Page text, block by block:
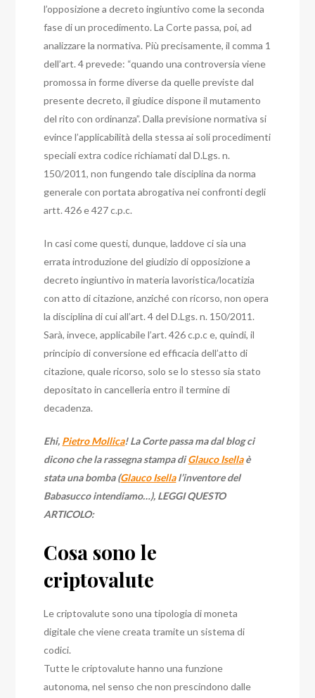
l’opposizione a decreto ingiuntivo come la seconda
fase di un procedimento.La Corte passa, poi, ad
analizzare la normativa. Più precisamente, il comma 1
dell’art. 4 prevede: “quando una controversia viene
promossa in forme diverse da quelle previste dal
presente decreto, il giudice dispone il mutamento
del rito con ordinanza”.Dalla previsione normativa si
evince l’applicabilità della stessa ai soli procedimenti
speciali extra codice richiamati dal D.Lgs. n.
150/2011, non fungendo tale disciplina da norma
generale con portata abrogativa nei confronti degli
artt. 426 e 427 c.p.c.
In casi come questi, dunque, laddove ci sia una
errata introduzione del giudizio di opposizione a
decreto ingiuntivo in materia lavoristica/locatizia
con atto di citazione, anziché con ricorso, non opera
la disciplina di cui all’art. 4 del D.Lgs. n. 150/2011.
Sarà, invece, applicabile l’art. 426 c.p.c e, quindi, il
principio di conversione ed efficacia dell’atto di
citazione, quale ricorso, solo se lo stesso sia stato
depositato in cancelleria entro il termine di
decadenza.
Ehi, Pietro Mollica! La Corte passa ma dal blog ci
dicono che la rassegna stampa diGlauco Isellaè
stata una bomba (Glauco Isellal’inventore del
Babasucco intendiamo…), LEGGI QUESTO
ARTICOLO:
Cosa sono le
criptovalute
Le criptovalute sono una tipologia di moneta
digitale che viene creata tramite un sistema di
codici.
Tutte le criptovalute hanno una funzione
autonoma, nel senso che non prescindono dalle